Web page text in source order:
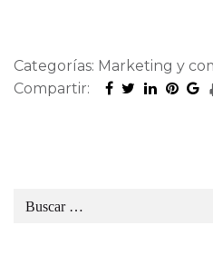
Categorías: Marketing y
Compartir: